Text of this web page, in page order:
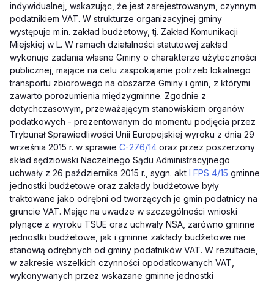
indywidualnej, wskazując, że jest zarejestrowanym, czynnym
podatnikiem VAT. W strukturze organizacyjnej gminy
występuje m.in. zakład budżetowy, tj. Zakład Komunikacji
Miejskiej w L. W ramach działalności statutowej zakład
wykonuje zadania własne Gminy o charakterze użyteczności
publicznej, mające na celu zaspokajanie potrzeb lokalnego
transportu zbiorowego na obszarze Gminy i gmin, z którymi
zawarto porozumienia międzygminne. Zgodnie z
dotychczasowym, przeważającym stanowiskiem organów
podatkowych - prezentowanym do momentu podjęcia przez
Trybunał Sprawiedliwości Unii Europejskiej wyroku z dnia 29
września 2015 r. w sprawie C-276/14 oraz przez poszerzony
skład sędziowski Naczelnego Sądu Administracyjnego
uchwały z 26 października 2015 r., sygn. akt I FPS 4/15 gminne
jednostki budżetowe oraz zakłady budżetowe były
traktowane jako odrębni od tworzących je gmin podatnicy na
gruncie VAT. Mając na uwadze w szczególności wnioski
płynące z wyroku TSUE oraz uchwały NSA, zarówno gminne
jednostki budżetowe, jak i gminne zakłady budżetowe nie
stanowią odrębnych od gminy podatników VAT. W rezultacie,
w zakresie wszelkich czynności opodatkowanych VAT,
wykonywanych przez wskazane gminne jednostki